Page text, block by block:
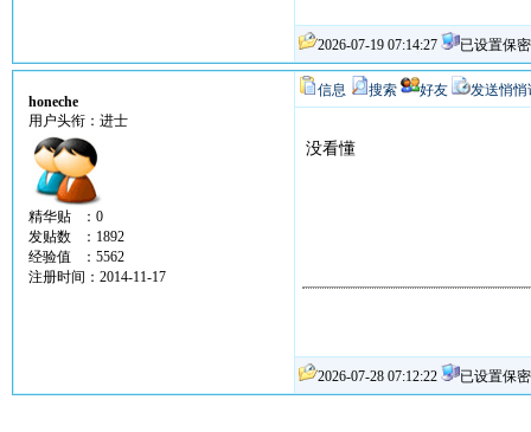
2026-07-19 07:14:27 已设置保密
honeche
用户头衔：进士
精华贴 ：0
发贴数 ：1892
经验值 ：5562
注册时间：2014-11-17
信息 搜索 好友 发送悄悄
没看懂
2026-07-28 07:12:22 已设置保密